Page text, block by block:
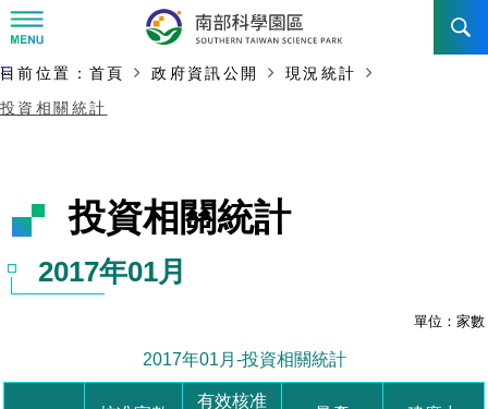
訊息公告
新聞資料專區
即時新聞澄清專區
發展沿革
設立沿革
首長介紹
局長小檔案
認識園區
臺南園區
工商服務
主要內容開始
:::
目前位置： 首頁 政府資訊公開
現況統計
投資相關統計